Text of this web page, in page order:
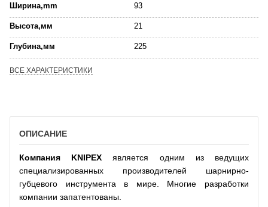
Ширина,mm 93
Высота,мм 21
Глубина,мм 225
ВСЕ ХАРАКТЕРИСТИКИ
ОПИСАНИЕ
Компания KNIPEX является одним из ведущих
специализированных производителей шарнирно-
губцевого инструмента в мире. Многие разработки
компании запатентованы.